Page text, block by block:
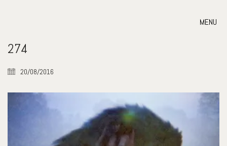
MENU
274
20/08/2016